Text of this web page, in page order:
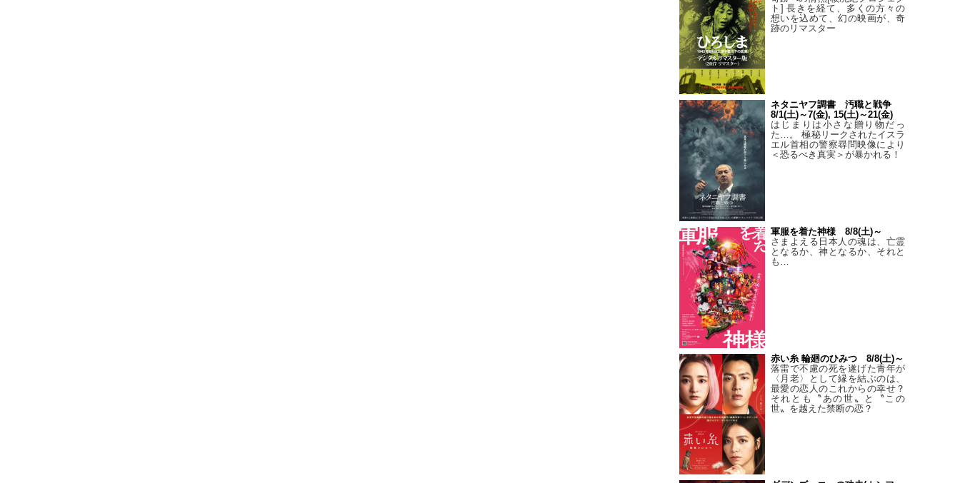
ト] 長きを経て、多くの方々の
想いを込めて、幻の映画が、奇
跡のリマスター
ネタニヤフ調書 汚職と戦争
8/1(土)～7(金), 15(土)～21(金)
はじまりは小さな贈り物だっ
た…。 極秘リークされたイスラ
エル首相の警察尋問映像により
＜恐るべき真実＞が暴かれる！
軍服を着た神様 8/8(土)～
さまよえる日本人の魂は、亡霊
となるか、神となるか、それと
も…
赤い糸 輪廻のひみつ 8/8(土)～
落雷で不慮の死を遂げた青年が
〈月老〉として縁を結ぶのは、
最愛の恋人のこれからの幸せ？
それとも〝あの世〟と〝この
世〟を越えた禁断の恋？